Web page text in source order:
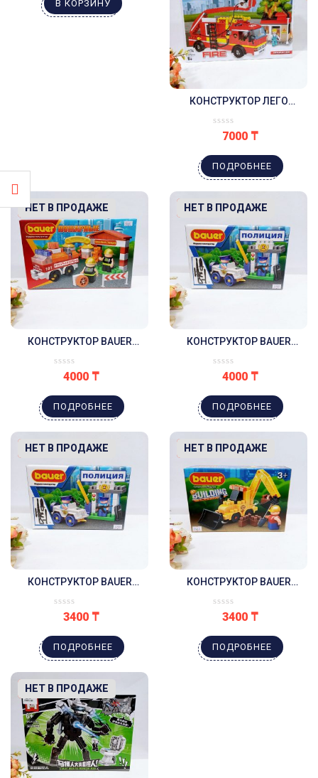
В КОРЗИНУ
КОНСТРУКТОР ЛЕГО
ДЕТАЛЕЙ
7000 ₸
ПОДРОБНЕЕ
-11%
НЕТ В ПРОДАЖЕ
КОНСТРУКТОР BAUER
4000 ₸
ПОДРОБНЕЕ
-11%
НЕТ В ПРОДАЖЕ
КОНСТРУКТОР BAUER
4000 ₸
ПОДРОБНЕЕ
-15%
НЕТ В ПРОДАЖЕ
КОНСТРУКТОР BAUER
3400 ₸
ПОДРОБНЕЕ
-15%
НЕТ В ПРОДАЖЕ
КОНСТРУКТОР BAUER
3400 ₸
ПОДРОБНЕЕ
-9%
НЕТ В ПРОДАЖЕ